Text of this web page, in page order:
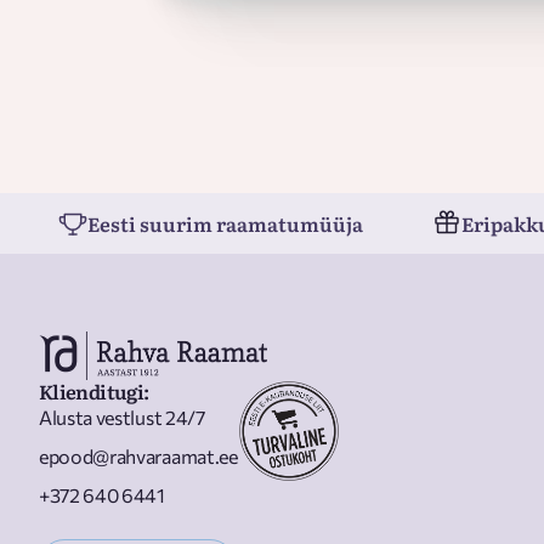
Eesti suurim raamatumüüja
Klienditugi:
Alusta vestlust 24/7
epood@rahvaraamat.ee
+372 640 6441